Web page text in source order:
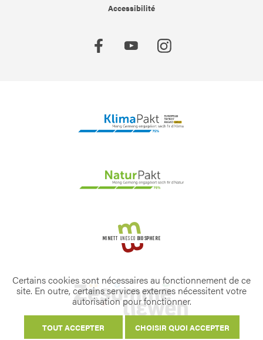
Accessibilité
Certains cookies sont nécessaires au fonctionnement de ce
site. En outre, certains services externes nécessitent votre
autorisation pour fonctionner.
TOUT ACCEPTER CHOISIR QUOI ACCEPTER